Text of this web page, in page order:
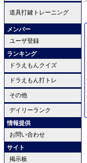
道具打鍵トレーニング
メンバー
ユーザ登録
ランキング
ドラえもんクイズ
ドラえもん打トレ
その他
デイリーランク
情報提供
お問い合わせ
サイト
掲示板